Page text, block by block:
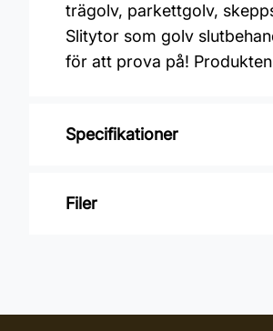
trägolv, parkettgolv,
Slitytor som golv
för att prova på!
Specifikationer
Varumärke: OSMO
Filer